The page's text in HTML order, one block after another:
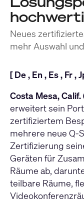
Neues
mehr Auswahl
[De, En , Es, Fr,
Costa Mesa,
erweitert sein
zertifiziertem
mehrere neue Q-
Zertifizierung
Geräten für
Räume ab,
teilbare Räume,